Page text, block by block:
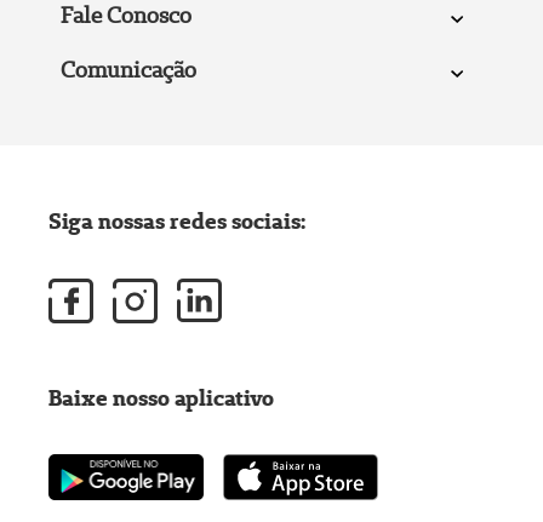
Fale Conosco
Comunicação
Siga nossas redes sociais:
Baixe nosso aplicativo